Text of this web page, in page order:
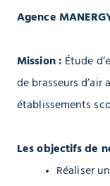
Agence
Mission : Étude
de brasseurs d’air
établissements
Les objectifs de
Réaliser